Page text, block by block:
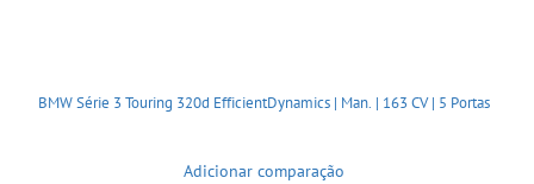
BMW Série 3 Touring 320d EfficientDynamics | Man. | 163 CV | 5 Portas
Adicionar comparação